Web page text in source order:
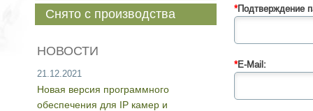
*Подтверждение
*E-Mail:
Снято с производства
НОВОСТИ
21.12.2021
Новая версия программного
обеспечения для IP камер и